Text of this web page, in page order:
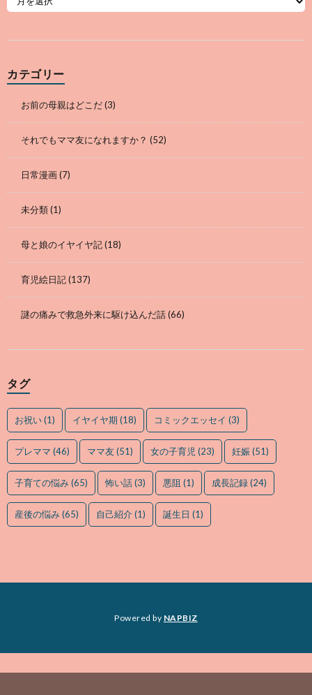
カテゴリー
お前の母親はどこだ(3)
それでもママ友になれますか？ (52)
日常漫画(7)
未分類(1)
母と娘のイヤイヤ記(18)
育児絵日記(137)
謎の痛みで救急外来に駆け込んだ話(66)
タグ
お祝い(1) イヤイヤ期 (18) コミックエッセイ (3)
プレママ (46) ママ友(51) 女の子育児(23) 妊娠(51)
子育ての悩み(65) 怖い話(3) 悪阻 (1) 成長記録(24)
産後の悩み(65) 自己紹介(1) 誕生日 (1)
Powered by NAPBIZ